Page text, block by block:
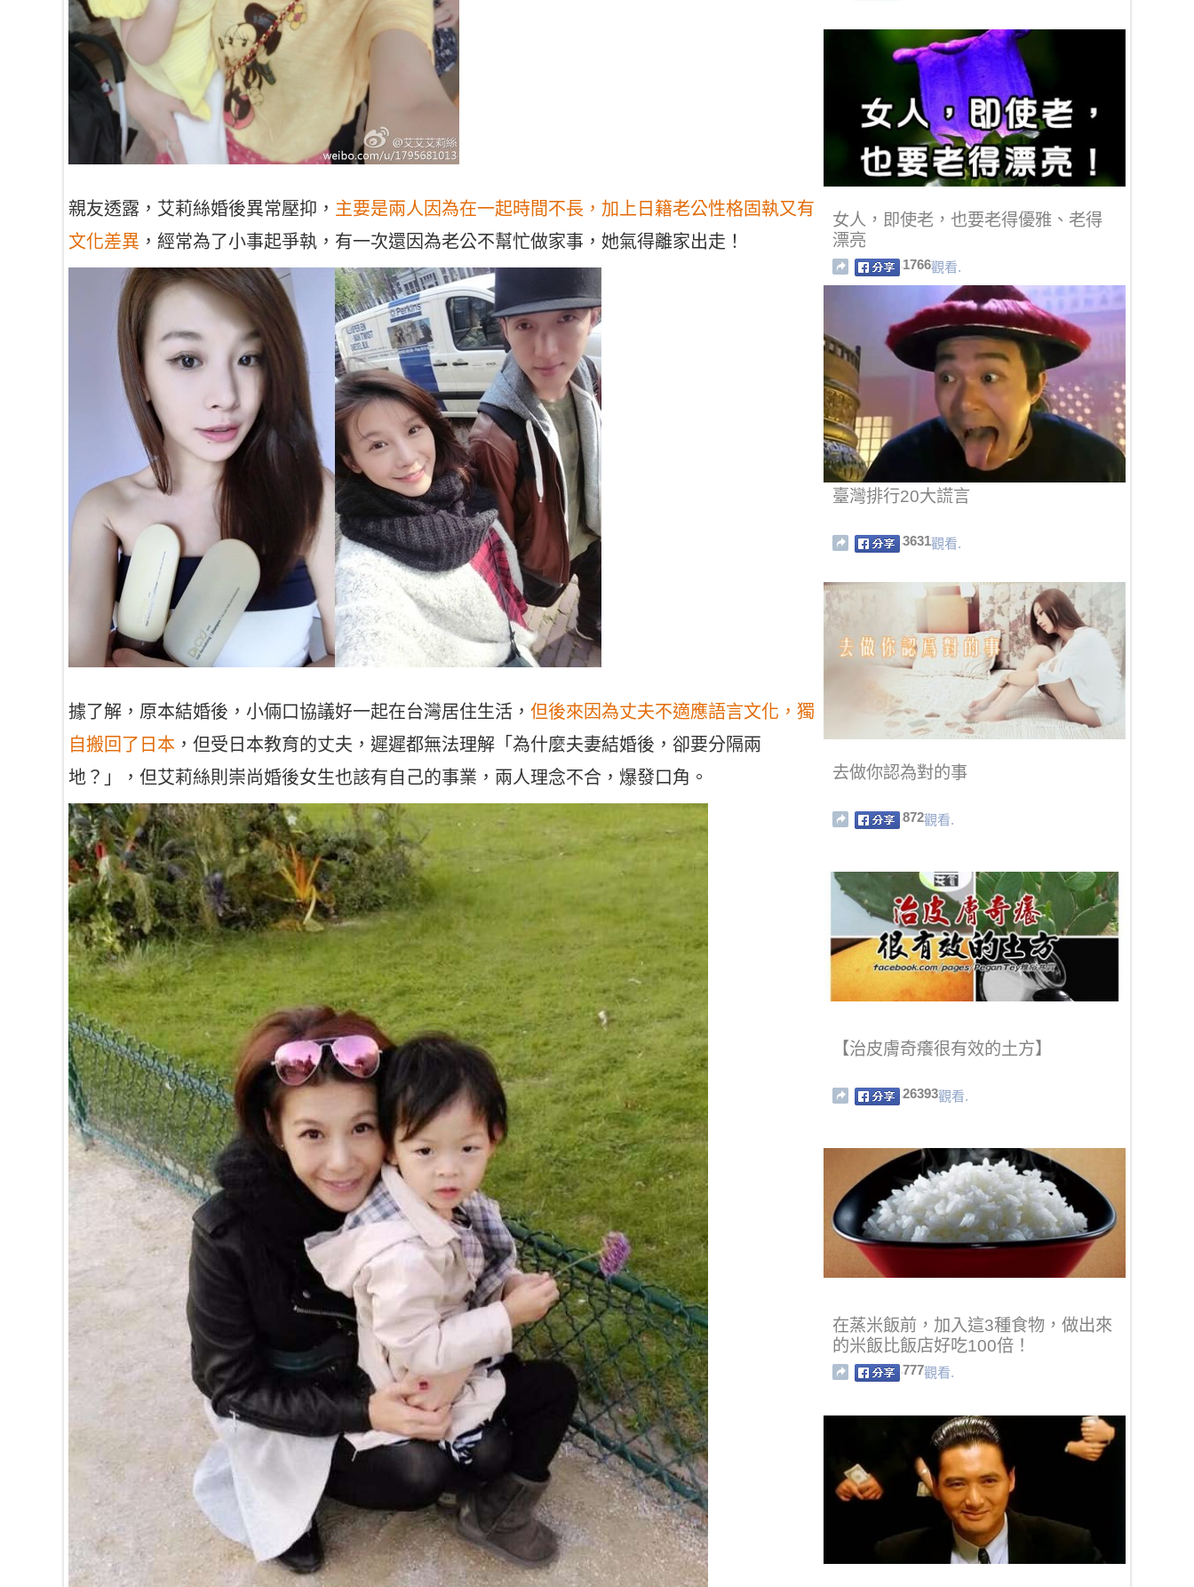
親友透露，艾莉絲婚後異常壓抑， 主要是兩人因為在一起時間不長，加上日籍老公性格固執又有
文化差異 ，經常為了小事起爭執，有一次還因為老公不幫忙做家事，她氣得離家出走！
據了解，原本結婚後，小倆口協議好一起在台灣居住生活， 但後來因為丈夫不適應語言文化，獨
自搬回了日本 ，但受日本教育的丈夫，遲遲都無法理解「為什麼夫妻結婚後，卻要分隔兩
地？」，但艾莉絲則崇尚婚後女生也該有自己的事業，兩人理念不合，爆發口角。
女人，即使老，也要老得優雅、老得
漂亮
1766觀看.
臺灣排行20大謊言
3631觀看.
去做你認為對的事
872觀看.
【治皮膚奇癢很有效的土方】
26393觀看.
在蒸米飯前，加入這3種食物，做出來
的米飯比飯店好吃100倍！
777觀看.